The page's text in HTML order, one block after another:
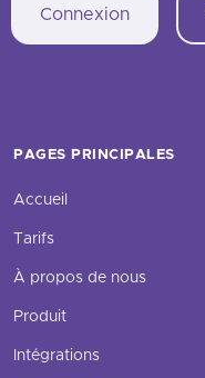
Connexion
PAGES PRINCIPALES
Accueil
Tarifs
À propos de nous
Produit
Intégrations